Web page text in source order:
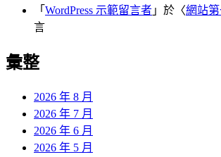
「 WordPress 示範留言者 」於〈網站
言
彙整
2026 年 8 月
2026 年 7 月
2026 年 6 月
2026 年 5 月